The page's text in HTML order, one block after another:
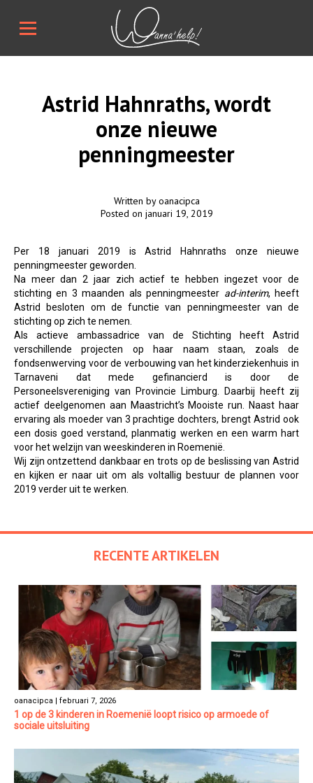
Astrid Hahnraths, wordt
onze nieuwe
penningmeester
Written by oanacipca
Posted on januari 19, 2019
Per 18 januari 2019 is Astrid Hahnraths onze nieuwe
penningmeester geworden.
Na meer dan 2 jaar zich actief te hebben ingezet voor de
stichting en 3 maanden als penningmeester ad-interim, heeft
Astrid besloten om de functie van penningmeester van de
stichting op zich te nemen.
Als actieve ambassadrice van de Stichting heeft Astrid
verschillende projecten op haar naam staan, zoals de
fondsenwerving voor de verbouwing van het kinderziekenhuis in
Tarnaveni dat mede gefinancierd is door de
Personeelsvereniging van Provincie Limburg. Daarbij heeft zij
actief deelgenomen aan Maastricht’s Mooiste run. Naast haar
ervaring als moeder van 3 prachtige dochters, brengt Astrid ook
een dosis goed verstand, planmatig werken en een warm hart
voor het welzijn van weeskinderen in Roemenië.
Wij zijn ontzettend dankbaar en trots op de beslissing van Astrid
en kijken er naar uit om als voltallig bestuur de plannen voor
2019 verder uit te werken.
RECENTE ARTIKELEN
oanacipca | februari 7, 2026
1 op de 3 kinderen in Roemenië loopt risico op armoede of
sociale uitsluiting